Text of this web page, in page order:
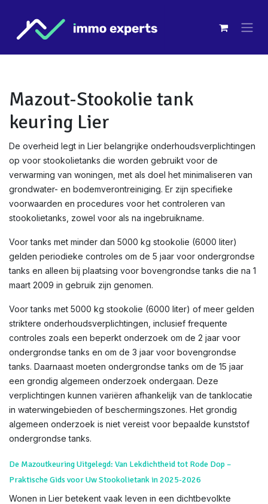
Mazout-Stookolie tank
keuring Lier
De overheid legt in Lier belangrijke onderhoudsverplichtingen
op voor stookolietanks die worden gebruikt voor de
verwarming van woningen, met als doel het minimaliseren van
grondwater- en bodemverontreiniging. Er zijn specifieke
voorwaarden en procedures voor het controleren van
stookolietanks, zowel voor als na ingebruikname.
Voor tanks met minder dan 5000 kg stookolie (6000 liter)
gelden periodieke controles om de 5 jaar voor ondergrondse
tanks en alleen bij plaatsing voor bovengrondse tanks die na 1
maart 2009 in gebruik zijn genomen.
Voor tanks met 5000 kg stookolie (6000 liter) of meer gelden
striktere onderhoudsverplichtingen, inclusief frequente
controles zoals een beperkt onderzoek om de 2 jaar voor
ondergrondse tanks en om de 3 jaar voor bovengrondse
tanks. Daarnaast moeten ondergrondse tanks om de 15 jaar
een grondig algemeen onderzoek ondergaan. Deze
verplichtingen kunnen variëren afhankelijk van de tanklocatie
in waterwingebieden of beschermingszones. Het grondig
algemeen onderzoek is niet vereist voor bepaalde kunststof
ondergrondse tanks.
De Mazoutkeuring Uitgelegd: Van Lekdichtheid tot Rode Dop –
Praktische Gids voor Uw Stookolietank in 2025-2026
Wonen in Lier betekent vaak leven in een dichtbevolkte